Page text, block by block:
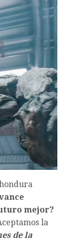
mejor?
la
de la